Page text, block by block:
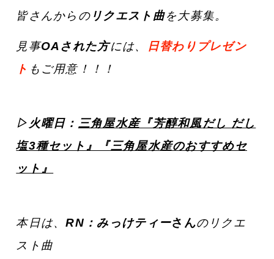
皆さんからの リクエスト曲を大募集。
見事OAされた方には、
日替わりプレゼン
ト もご用意！！！
▷火曜日： 三角屋水産『芳醇和風だし だし
塩3種セット』『三角屋水産のおすすめセ
ット』
本日は、RN：みっけティーさ んのリクエ
スト曲